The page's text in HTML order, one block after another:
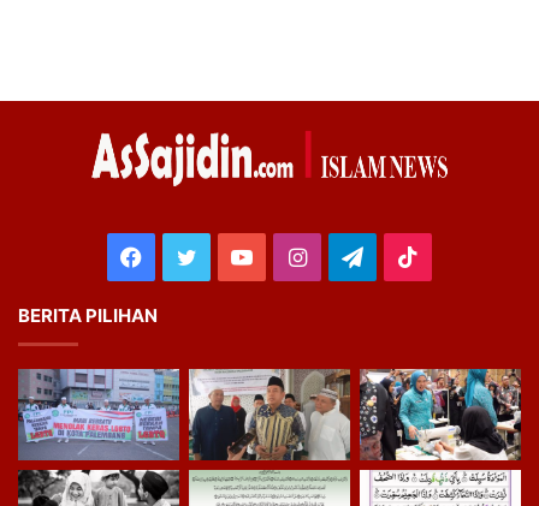
Facebook
TwitterYouTubeInstagram
Telegram
BERITA PILIHAN